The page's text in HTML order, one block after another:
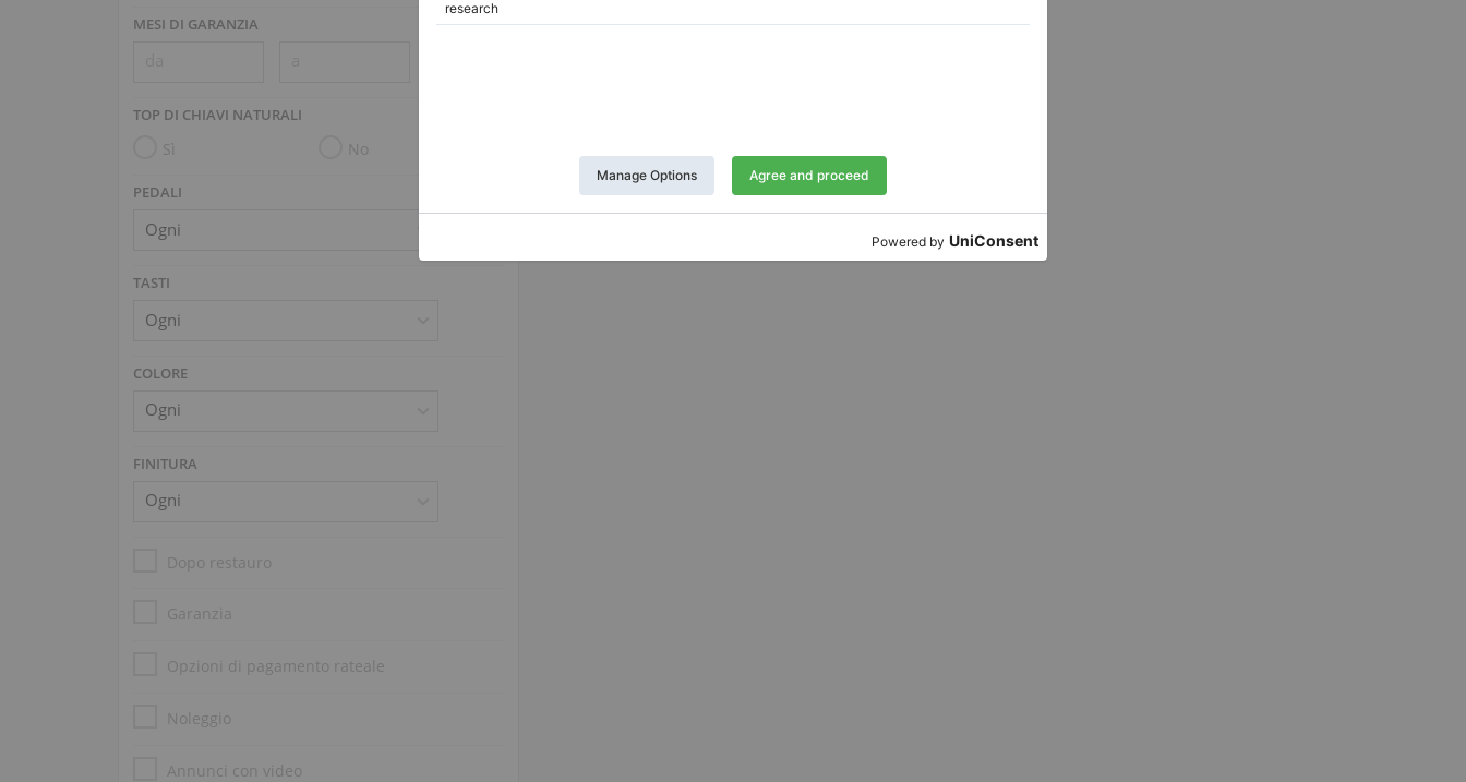
MESI DI GARANZIA
TOP DI CHIAVI NATURALI
Sì No
PEDALI
TASTI
COLORE
FINITURA
Dopo restauro
Garanzia
Opzioni di pagamento rateale
Noleggio
Annunci con video